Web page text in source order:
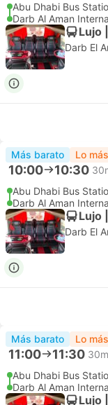
Abu Dhabi Bus
Darb Al Aman
Lujo
Darb El
Más barato Lo
10:00 10:30
Abu Dhabi Bus
Darb Al Aman
Lujo
Darb El
Más barato Lo
11:00 11:30 30m
Abu Dhabi Bus
Darb Al Aman
Lujo